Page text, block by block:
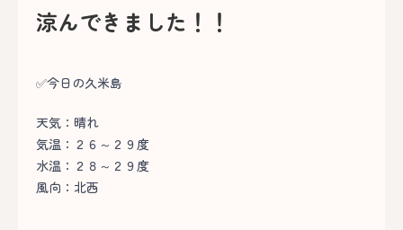
涼んできました！！
✅今日の久米島
天気：晴れ
気温：２６～２９度
水温：２８～２９度
風向：北西